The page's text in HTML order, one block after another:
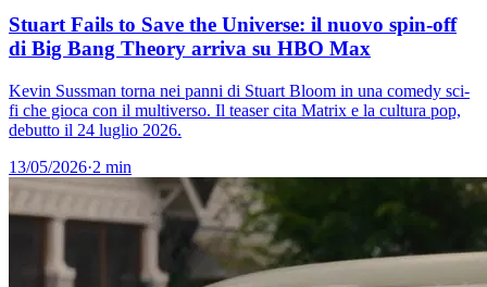
Stuart Fails to Save the Universe: il nuovo spin-off
di Big Bang Theory arriva su HBO Max
Kevin Sussman torna nei panni di Stuart Bloom in una comedy sci-
fi che gioca con il multiverso. Il teaser cita Matrix e la cultura pop,
debutto il 24 luglio 2026.
13/05/2026·2 min